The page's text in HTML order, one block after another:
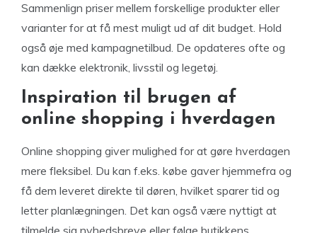
Sammenlign priser mellem forskellige produkter eller
varianter for at få mest muligt ud af dit budget. Hold
også øje med kampagnetilbud. De opdateres ofte og
kan dække elektronik, livsstil og legetøj.
Inspiration til brugen af
online shopping i hverdagen
Online shopping giver mulighed for at gøre hverdagen
mere fleksibel. Du kan f.eks. købe gaver hjemmefra og
få dem leveret direkte til døren, hvilket sparer tid og
letter planlægningen. Det kan også være nyttigt at
tilmelde sig nyhedsbreve eller følge butikkens